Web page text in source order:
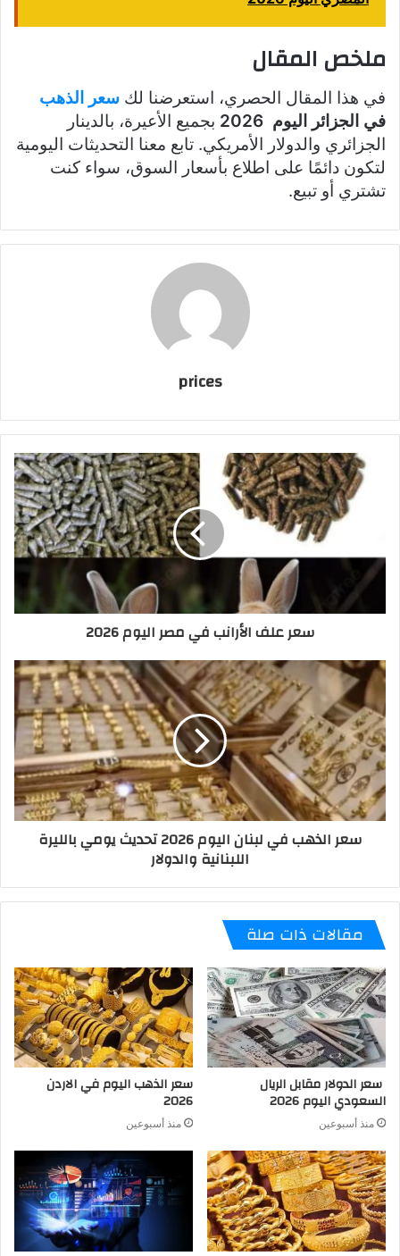
ملخص المقال
في هذا المقال الحصري، استعرضنا لك سعر الذهب
في الجزائر اليوم 2026
بجميع الأعيرة، بالدينار
الجزائري والدولار الأمريكي. تابع معنا التحديثات اليومية
لتكون دائمًا على اطلاع بأسعار السوق، سواء كنت
تشتري أو تبيع.
prices
سعر علف الأرانب في مصر اليوم 2026
سعر الذهب في لبنان اليوم 2026 تحديث يومي بالليرة
اللبنانية والدولار
مقالات ذات صلة
سعر الدولار مقابل الريال
السعودي اليوم 2026
منذ أسبوعين
سعر الذهب اليوم في الاردن
2026
منذ أسبوعين